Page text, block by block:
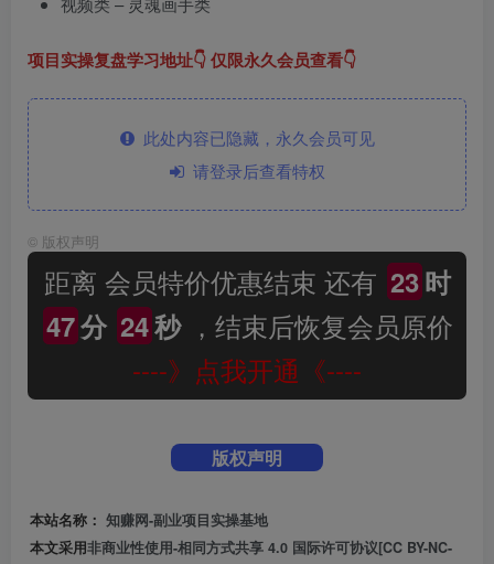
项目实操复盘学习地址👇 仅限永久会员查看👇
此处内容已隐藏，永久会员可见
请登录后查看特权
© 版权声明
距离 会员特价优惠结束 还有 23时
47分 24秒，结束后恢复会员原价
----》点我开通《----
版权声明
本站名称： 知赚网-副业项目实操基地
本文采用非商业性使用-相同方式共享 4.0 国际许可协议[CC BY-NC-